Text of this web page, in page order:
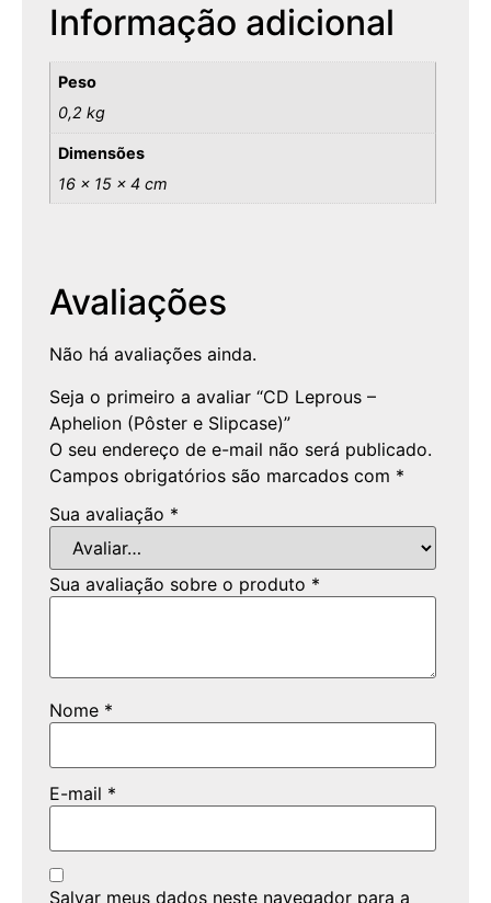
Informação adicional
Peso
0,2 kg
Dimensões
16 × 15 × 4 cm
Avaliações
Não há avaliações ainda.
Seja o primeiro a avaliar “CD Leprous –
Aphelion (Pôster e Slipcase)”
O seu endereço de e-mail não será publicado.
Campos obrigatórios são marcados com *
Sua avaliação *
Sua avaliação sobre o produto *
Nome *
E-mail *
Salvar meus dados neste navegador para a